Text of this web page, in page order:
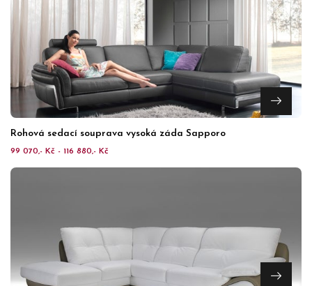
Rohová sedací souprava vysoká záda Sapporo
99 070,- Kč - 116 880,- Kč